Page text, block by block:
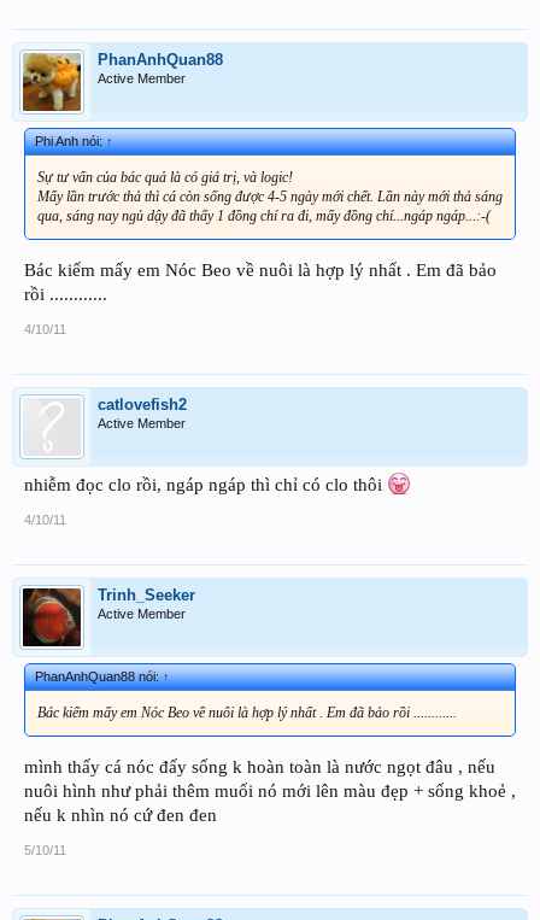
PhanAnhQuan88
Active Member
Phi Anh nói:↑
Sự tư vấn của bác quả là có giá trị, và logic!
Mấy lần trước thả thì cá còn sống được 4-5 ngày mới chết. Lần này mới thả sáng
qua, sáng nay ngủ dậy đã thấy 1 đồng chí ra đi, mấy đồng chí...ngáp ngáp...:-(
Bác kiếm mấy em Nóc Beo về nuôi là hợp lý nhất . Em đã bảo
rồi ............
4/10/11
catlovefish2
Active Member
nhiễm đọc clo rồi, ngáp ngáp thì chỉ có clo thôi
4/10/11
Trinh_Seeker
Active Member
PhanAnhQuan88 nói:↑
Bác kiếm mấy em Nóc Beo về nuôi là hợp lý nhất . Em đã bảo rồi ............
mình thấy cá nóc đấy sống k hoàn toàn là nước ngọt đâu , nếu
nuôi hình như phải thêm muối nó mới lên màu đẹp + sống khoẻ ,
nếu k nhìn nó cứ đen đen
5/10/11